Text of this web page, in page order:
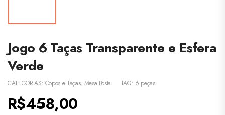
Jogo 6 Taças Transparente e Esfera
Verde
CATEGORIAS: Copos e Taças, Mesa Posta TAG: 6 peças
R$458,00